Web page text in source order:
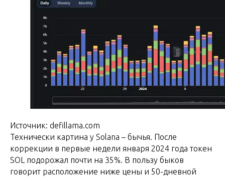
Источник: defillama.com
Технически картина у Solana – бычья. После
коррекции в первые недели января 2024 года токен
SOL подорожал почти на 35%. В пользу быков
говорит расположение ниже цены и 50-дневной